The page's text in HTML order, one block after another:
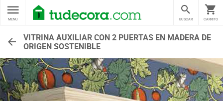
MENU CARRITO
BUSCAR
VITRINA AUXILIAR CON 2 PUERTAS EN MADERA DE
ORIGEN SOSTENIBLE